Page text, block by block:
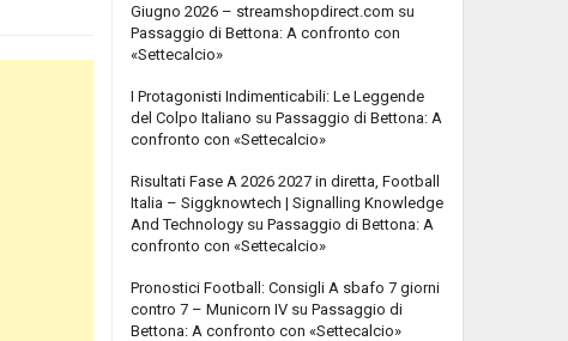
Giugno 2026 – streamshopdirect.com su
Passaggio di Bettona: A confronto con
«Settecalcio»
I Protagonisti Indimenticabili: Le Leggende
del Colpo Italiano su Passaggio di Bettona: A
confronto con «Settecalcio»
Risultati Fase A 2026 2027 in diretta, Football
Italia – Siggknowtech | Signalling Knowledge
And Technology su Passaggio di Bettona: A
confronto con «Settecalcio»
Pronostici Football: Consigli A sbafo 7 giorni
contro 7 – Municorn IV su Passaggio di
Bettona: A confronto con «Settecalcio»